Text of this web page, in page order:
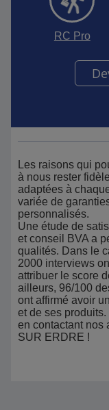
RC Pro
Les raisons qui
à nous rester
adaptées à
variée de
personnalisés.
Une étude de
et conseil BVA a
qualités. Dans le
2000 interviews
attribuer le score
ailleurs, 96/100
ont affirmé avoir
et de ses
en contactant nos
SUR ERDRE !